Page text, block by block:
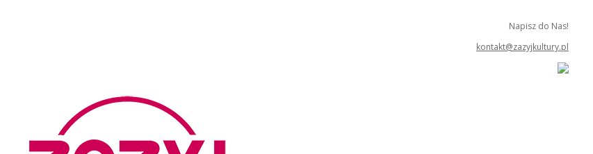
Napisz do Nas!
kontakt@zazyjkultury.pl